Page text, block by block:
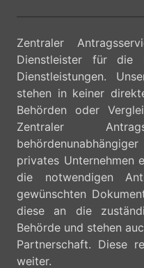
Zentraler
Dienstleister für die
Dienstleistungen.
stehen in keiner
Behörden oder
Zentraler
privates Unternehmen
die notwendigen
gewünschten
diese an die
Behörde und stehen
Partnerschaft. Diese
weiter.